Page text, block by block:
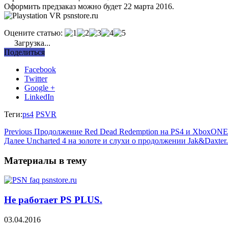
Оформить предзаказ можно будет 22 марта 2016.
Оцените статью:
Загрузка...
Поделиться
Facebook
Twitter
Google +
LinkedIn
Теги:ps4 PSVR
Previous Продолжение Red Dead Redemption на PS4 и
Далее Uncharted 4 на золоте и слухи о продолжении Jak&Daxter.
Материалы в тему
Не работает PS PLUS.
03.04.2016